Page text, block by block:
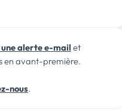
une alerte e-mail et
en avant-première.
nous.